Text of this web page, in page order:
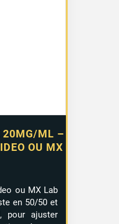
20MG/ML –
OU MX
ou MX Lab
en 50/50 et
pour ajuster